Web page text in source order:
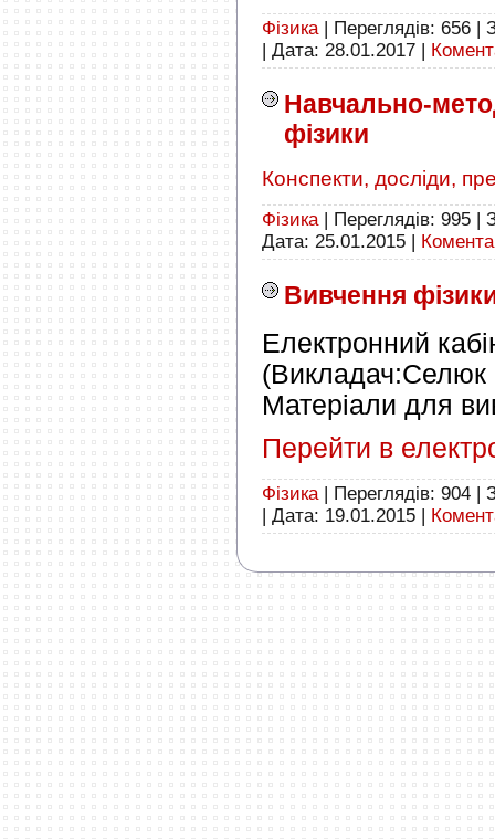
Фізика| Переглядів: 656 |
| Дата: 28.01.2017 |
Навчально-
фізики
Конспекти, досліди,
Фізика| Переглядів: 995
Дата: 25.01.2015
Вивчення
Електронний
(Викладач:Селюк
Матеріали для
Перейти в е
Фізика| Переглядів: 904 |
| Дата: 19.01.2015 |